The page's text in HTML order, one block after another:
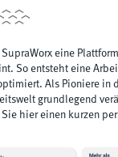
eine
So entsteht eine
Als Pioniere
grundlegend
Sie hier einen kurzen